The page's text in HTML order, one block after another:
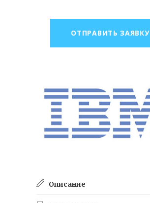
ОТПРАВИТЬ ЗАЯВКУ
Описание